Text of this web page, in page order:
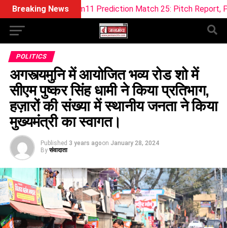
Breaking News
Dream11 Prediction Match 25: Pitch Report, Playing 11 &
POLITICS
अगस्त्यमुनि में आयोजित भव्य रोड शो में
सीएम पुष्कर सिंह धामी ने किया प्रतिभाग,
हज़ारों की संख्या में स्थानीय जनता ने किया
मुख्यमंत्री का स्वागत।
Published 3 years agoon January 28, 2024
By संवादाता